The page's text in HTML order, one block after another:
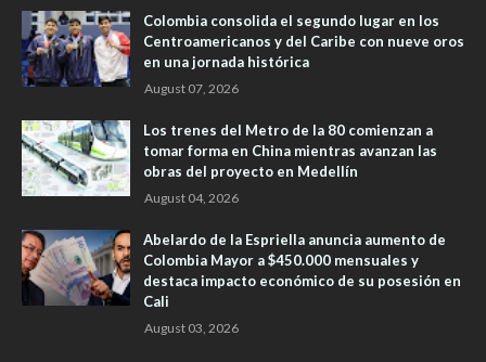
Colombia consolida el segundo lugar en los
Centroamericanos y del Caribe con nueve oros
en una jornada histórica
August 07, 2026
Los trenes del Metro de la 80 comienzan a
tomar forma en China mientras avanzan las
obras del proyecto en Medellín
August 04, 2026
Abelardo de la Espriella anuncia aumento de
Colombia Mayor a $450.000 mensuales y
destaca impacto económico de su posesión en
Cali
August 03, 2026